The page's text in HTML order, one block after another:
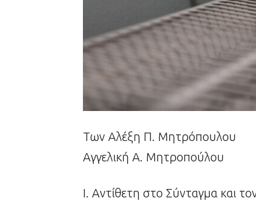
Των Αλέξη Π. Μητρόπουλου
Αγγελική Α. Μητροπούλου
Ι. Αντίθετη στο Σύνταγμα και